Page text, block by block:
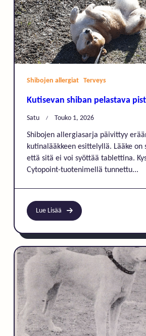
Shibojen allergiat Terveys
Kutisevan shiban pelastava
Satu Touko 1, 2026
Shibojen allergiasarja päivittyy
kutinalääkkeen esittelyllä. Lääke on
että sitä ei voi syöttää tablettina.
Cytopoint-tuotenimellä tunnettu...
Lue Lisää